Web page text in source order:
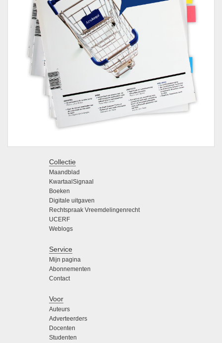
Collectie
Maandblad
KwartaalSignaal
Boeken
Digitale uitgaven
Rechtspraak Vreemdelingenrecht
UCERF
Weblogs
Service
Mijn pagina
Abonnementen
Contact
Voor
Auteurs
Adverteerders
Docenten
Studenten